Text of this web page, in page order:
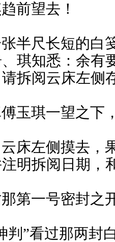
前望去！
半尺长短的白
琪知悉：余有
拆阅云床左侧
玉琪一望之下
床左侧摸去，
明拆阅日期，
第一号密封之
”看过那两封